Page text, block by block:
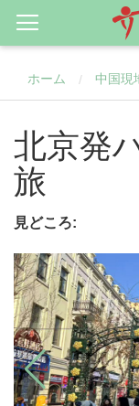
ホーム / 中国現
北京発
旅
見どころ: